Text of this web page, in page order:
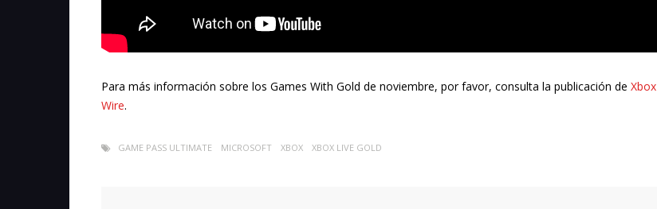
Para más información sobre los Games With Gold de noviembre, por favor, consulta la publicación de Xbox
Wire.
GAME PASS ULTIMATE MICROSOFT XBOX XBOX LIVE GOLD